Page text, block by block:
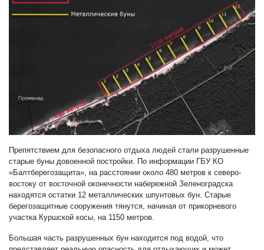
Препятствием для безопасного отдыха людей стали разрушенные
старые буны довоенной постройки. По информации ГБУ КО
«Балтберегозащита», на расстоянии около 480 метров к северо-
востоку от восточной оконечности набережной Зеленоградска
находятся остатки 12 металлических шпунтовых бун. Старые
берегозащитные сооружения тянутся, начиная от прикорневого
участка Куршской косы, на 1150 метров.
Большая часть разрушенных бун находится под водой, что